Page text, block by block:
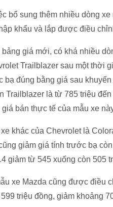
bổ sung thêm nhiều dòng
khẩu và lắp được điều
bảng giá mới, có khá nhiều
Trailblazer sau một thời
bạ đúng bằng giá sau
Trailblazer là từ 785 triệu
bán thực tế của mẫu xe
xe khác của Chevrolet là
giảm giá tính trước bạ
giảm từ 545 xuống còn 505
xe Mazda cũng được điều
triệu đồng, giảm khoảng